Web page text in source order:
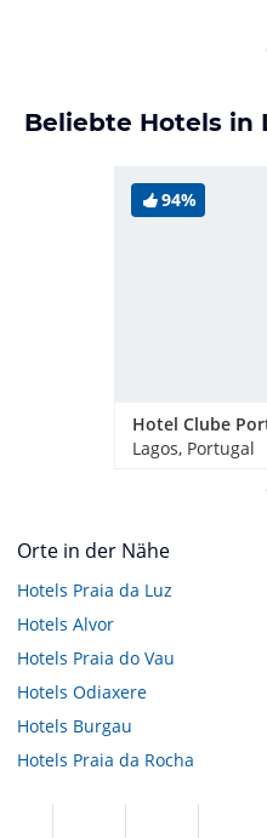
Beliebte Hotels in
94%
Lagos, Portugal
Orte in der Nähe
Hotels Praia da Luz
Hotels Alvor
Hotels Praia do Vau
Hotels Odiaxere
Hotels Burgau
Hotels Praia da Rocha